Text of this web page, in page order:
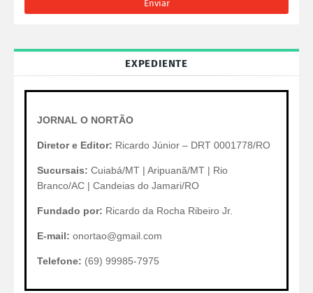
EXPEDIENTE
JORNAL O NORTÃO
Diretor e Editor: Ricardo Júnior – DRT 0001778/RO
Sucursais: Cuiabá/MT | Aripuanã/MT | Rio
Branco/AC | Candeias do Jamari/RO
Fundado por: Ricardo da Rocha Ribeiro Jr.
E-mail: onortao@gmail.com
Telefone: (69) 99985-7975